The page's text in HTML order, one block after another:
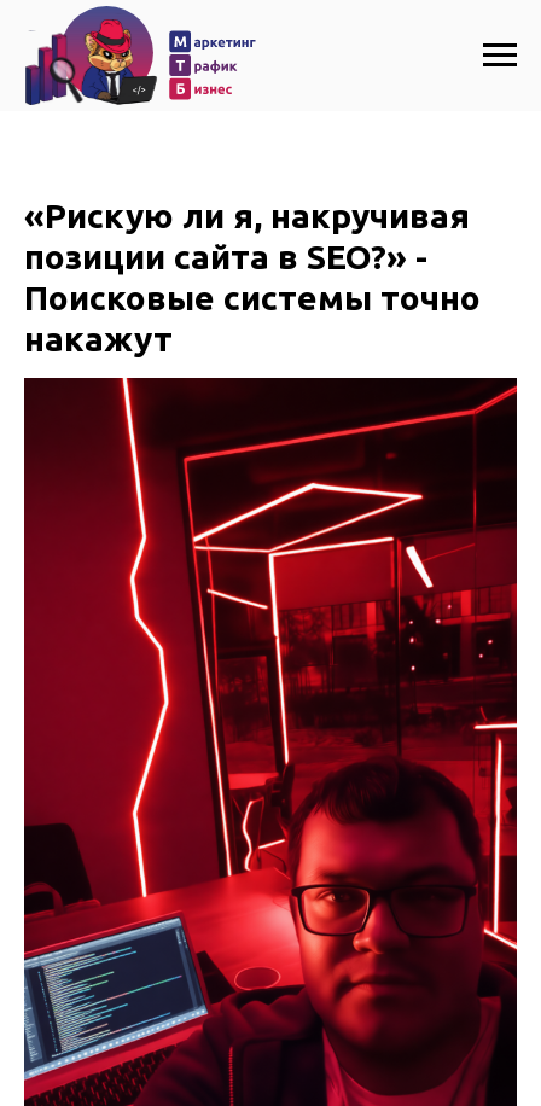
«Рискую ли я, накручивая
позиции сайта в SEO?» -
Поисковые системы точно
накажут